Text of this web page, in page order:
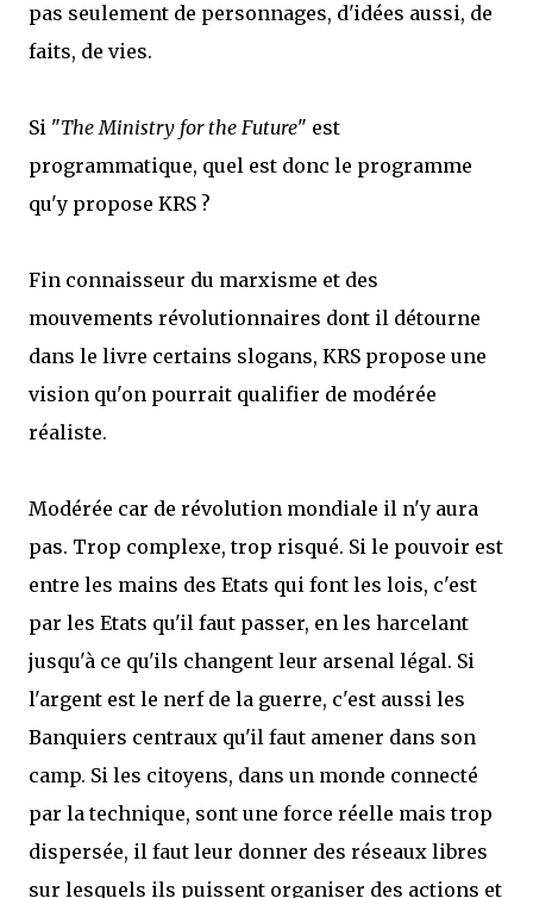
pas seulement de personnages, d'idées aussi, de
faits, de vies.
Si "The Ministry for the Future" est
programmatique, quel est donc le programme
qu'y propose KRS ?
Fin connaisseur du marxisme et des
mouvements révolutionnaires dont il détourne
dans le livre certains slogans, KRS propose une
vision qu'on pourrait qualifier de modérée
réaliste.
Modérée car de révolution mondiale il n'y aura
pas. Trop complexe, trop risqué. Si le pouvoir est
entre les mains des Etats qui font les lois, c'est
par les Etats qu'il faut passer, en les harcelant
jusqu'à ce qu'ils changent leur arsenal légal. Si
l'argent est le nerf de la guerre, c'est aussi les
Banquiers centraux qu'il faut amener dans son
camp. Si les citoyens, dans un monde connecté
par la technique, sont une force réelle mais trop
dispersée, il faut leur donner des réseaux libres
sur lesquels ils puissent organiser des actions et